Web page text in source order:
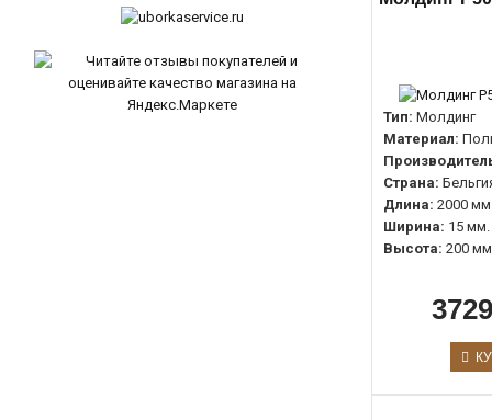
91мм.
Тип: Молдинг
Материал:
Страна:
Длина: 2000 мм
Ширина: 15 мм.
Высота: 200